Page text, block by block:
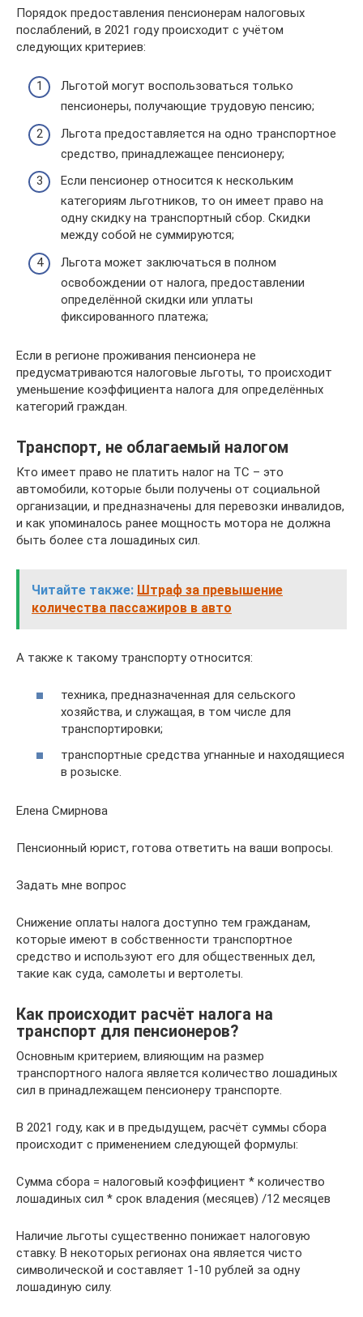
Порядок предоставления пенсионерам налоговых
послаблений, в 2021 году происходит с учётом
следующих критериев:
Льготой могут воспользоваться только
пенсионеры, получающие трудовую пенсию;
Льгота предоставляется на одно транспортное
средство, принадлежащее пенсионеру;
Если пенсионер относится к нескольким
категориям льготников, то он имеет право на
одну скидку на транспортный сбор. Скидки
между собой не суммируются;
Льгота может заключаться в полном
освобождении от налога, предоставлении
определённой скидки или уплаты
фиксированного платежа;
Если в регионе проживания пенсионера не
предусматриваются налоговые льготы, то происходит
уменьшение коэффициента налога для определённых
категорий граждан.
Транспорт, не облагаемый налогом
Кто имеет право не платить налог на ТС – это
автомобили, которые были получены от социальной
организации, и предназначены для перевозки инвалидов,
и как упоминалось ранее мощность мотора не должна
быть более ста лошадиных сил.
Читайте также: Штраф за превышение
количества пассажиров в авто
А также к такому транспорту относится:
техника, предназначенная для сельского
хозяйства, и служащая, в том числе для
транспортировки;
транспортные средства угнанные и находящиеся
в розыске.
Елена Смирнова
Пенсионный юрист, готова ответить на ваши вопросы.
Задать мне вопрос
Снижение оплаты налога доступно тем гражданам,
которые имеют в собственности транспортное
средство и используют его для общественных дел,
такие как суда, самолеты и вертолеты.
Как происходит расчёт налога на
транспорт для пенсионеров?
Основным критерием, влияющим на размер
транспортного налога является количество лошадиных
сил в принадлежащем пенсионеру транспорте.
В 2021 году, как и в предыдущем, расчёт суммы сбора
происходит с применением следующей формулы:
Сумма сбора = налоговый коэффициент * количество
лошадиных сил * срок владения (месяцев) /12 месяцев
Наличие льготы существенно понижает налоговую
ставку. В некоторых регионах она является чисто
символической и составляет 1-10 рублей за одну
лошадиную силу.